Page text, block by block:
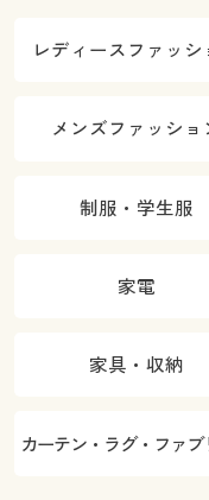
レディースファッシ
メンズファッショ
制服・学生服
家電
家具・収納
カーテン・ラグ・ファブ